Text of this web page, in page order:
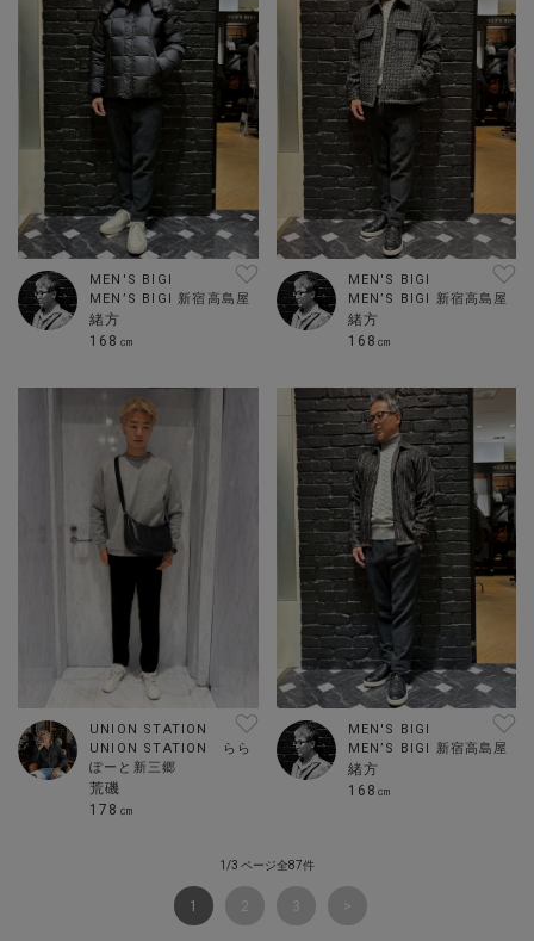
MEN'S BIGI
MEN’S BIGI 新宿高島屋
緒方
168㎝
MEN'S BIGI
MEN’S BIGI 新宿高島屋
緒方
168㎝
UNION STATION
UNION STATION らら
ぽーと新三郷
荒磯
178㎝
MEN'S BIGI
MEN’S BIGI 新宿高島屋
緒方
168㎝
1/3 ページ全87件
1 2 3